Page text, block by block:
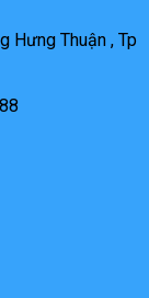
Hưng Thuận , Tp